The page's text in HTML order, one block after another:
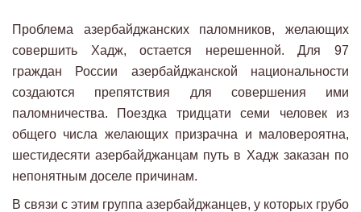
Проблема азербайджанских паломников, желающих
совершить Хадж, остается нерешенной. Для 97
граждан России азербайджанской национальности
создаются препятствия для совершения ими
паломничества. Поездка тридцати семи человек из
общего числа желающих призрачна и маловероятна,
шестидесяти азербайджанцам путь в Хадж заказан по
непонятным доселе причинам.
В связи с этим группа азербайджанцев, у которых грубо